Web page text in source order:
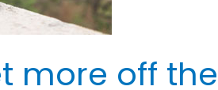
more off